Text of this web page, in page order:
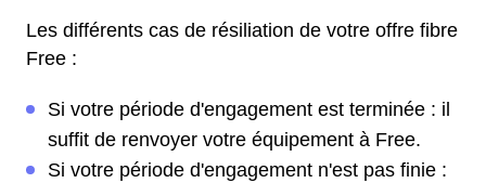
Les différents cas de résiliation de votre offre fibre
Free :
Si votre période d'engagement est terminée : il
suffit de renvoyer votre équipement à Free.
Si votre période d'engagement n'est pas finie :